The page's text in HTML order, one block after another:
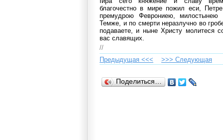
благочестно в мире пожил еси,
премудрою Феврониею, милостынею
Темже, и по смерти неразлучно во
подаваете, и ныне Христу молитеся
вас славящих.
//
Предыдущая <<<
>>> Cледующая
Поделиться…